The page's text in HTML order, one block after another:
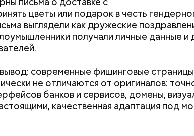
цветы или подарок в честь
выглядели как дружеские
получали личные данные и
современные фишинговые
не отличаются от оригиналов:
банков и сервисов, домены,
качественная адаптация под
до 100 тысяч
от государства при
ситуации: кто может
и какие нужны
Как узнать,
реновации в
искать